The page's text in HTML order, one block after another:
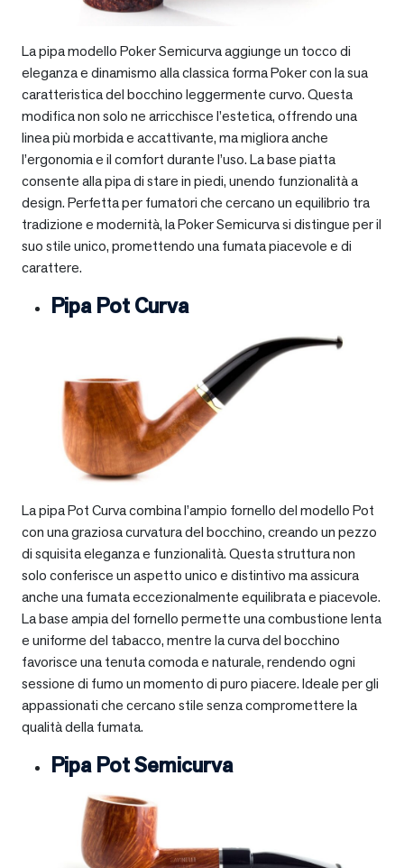
La pipa modello Poker Semicurva aggiunge un tocco di
eleganza e dinamismo alla classica forma Poker con la sua
caratteristica del bocchino leggermente curvo. Questa
modifica non solo ne arricchisce l’estetica, offrendo una
linea più morbida e accattivante, ma migliora anche
l’ergonomia e il comfort durante l’uso. La base piatta
consente alla pipa di stare in piedi, unendo funzionalità a
design. Perfetta per fumatori che cercano un equilibrio tra
tradizione e modernità, la Poker Semicurva si distingue per il
suo stile unico, promettendo una fumata piacevole e di
carattere.
Pipa Pot Curva
La pipa Pot Curva combina l’ampio fornello del modello Pot
con una graziosa curvatura del bocchino, creando un pezzo
di squisita eleganza e funzionalità. Questa struttura non
solo conferisce un aspetto unico e distintivo ma assicura
anche una fumata eccezionalmente equilibrata e piacevole.
La base ampia del fornello permette una combustione lenta
e uniforme del tabacco, mentre la curva del bocchino
favorisce una tenuta comoda e naturale, rendendo ogni
sessione di fumo un momento di puro piacere. Ideale per gli
appassionati che cercano stile senza compromettere la
qualità della fumata.
Pipa Pot Semicurva